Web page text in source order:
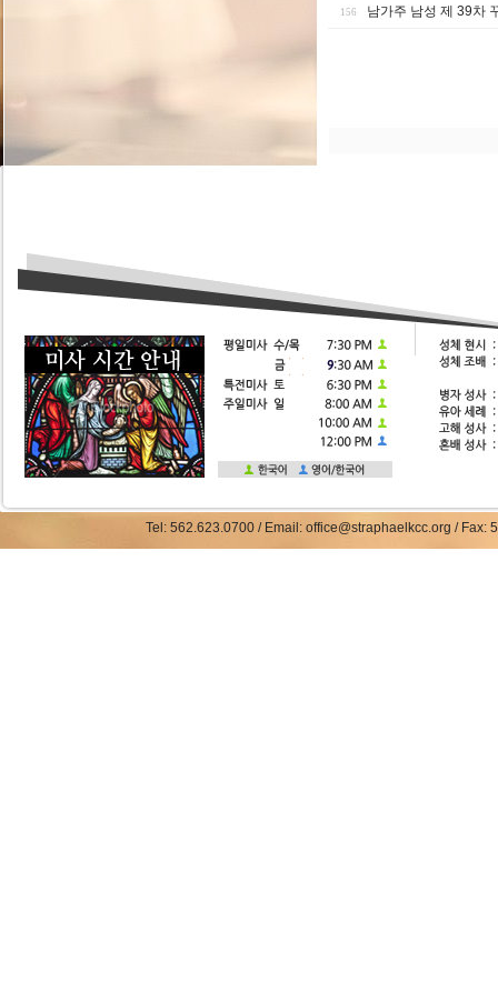
156 남가주 남성 제 39차
Tel: 562.623.0700 / Email: office@straphaelkcc.org /